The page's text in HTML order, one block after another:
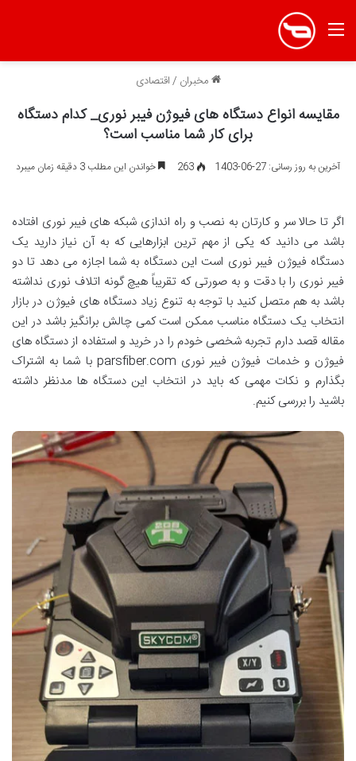
منو
مخبران /اقتصادی
مقایسه انواع دستگاه های فیوژن فیبر نوری_ کدام دستگاه
برای کار شما مناسب است؟
آخرین به روز رسانی: 27-06-1403 263 خواندن این مطلب 3 دقیقه زمان میبرد
اگر تا حالا سر و کارتان به نصب و راه اندازی شبکه های فیبر نوری افتاده
باشد می دانید که یکی از مهم ترین ابزارهایی که به آن نیاز دارید یک
دستگاه فیوژن فیبر نوری است این دستگاه به شما اجازه می دهد تا دو
فیبر نوری را با دقت و به صورتی که تقریباً هیچ گونه اتلاف نوری نداشته
باشد به هم متصل کنید با توجه به تنوع زیاد دستگاه های فیوژن در بازار
انتخاب یک دستگاه مناسب ممکن است کمی چالش برانگیز باشد در این
مقاله قصد دارم تجربه شخصی خودم را در خرید و استفاده از دستگاه های
فیوژن و خدمات فیوژن فیبر نوری parsfiber.com با شما به اشتراک
بگذارم و نکات مهمی که باید در انتخاب این دستگاه ها مدنظر داشته
باشید را بررسی کنیم.